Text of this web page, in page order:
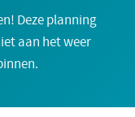
Deze planning
aan het weer